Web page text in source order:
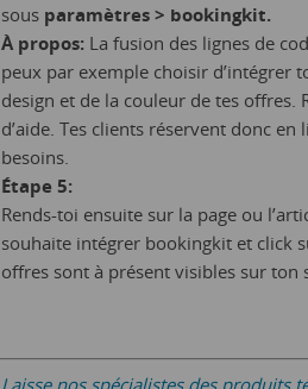
sous paramètres > bookingkit.
À propos: La fusion des lignes de
peux par exemple choisir d’intégrer
design et de la couleur de tes
d’aide. Tes clients réservent donc
besoins.
Étape 5:
Rends-toi ensuite sur la page ou
souhaite intégrer bookingkit et click
offres sont à présent visibles sur ton
Laisse nos spécialistes des produits